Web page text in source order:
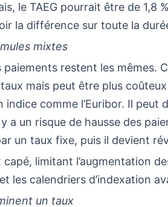
le TAEG pourrait être de 1,8
la différence sur toute la
mixtes
restent les mêmes.
mais peut être plus
indice comme l’Euribor. Il peut
a un risque de hausse des
un taux fixe, puis il devient
limitant l’augmentation
les calendriers d’indexation
un taux